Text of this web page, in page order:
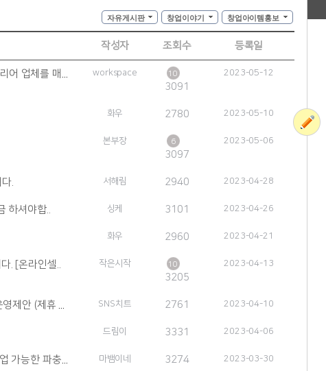
자유게시판 창업이야기 창업아이템홍보
작성자 조회수 등록일
(1)
workspace 10
3091
2023-05-12
화우 2780 2023-05-10
본부장 6
3097
2023-05-06
. 서해림 2940 2023-04-28
하셔야합.. 싱케 3101 2023-04-26
화우 2960 2023-04-21
. [온라인셀.. 작은시작 10
3205
2023-04-13
(제휴 마케팅 .. (1)
SNS치트 2761 2023-04-10
드림이 3331 2023-04-06
파충류 분양샵 (1)
마뱀이네 3274 2023-03-30